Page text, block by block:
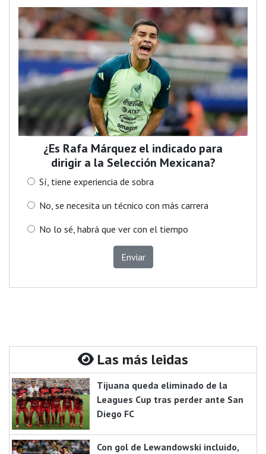
¿Es Rafa Márquez el indicado para
dirigir a la Selección Mexicana?
Sí, tiene experiencia de sobra
No, se necesita un técnico con más carrera
No lo sé, habrá que ver con el tiempo
Enviar
Las más leidas
Tijuana queda eliminado de la
Leagues Cup tras perder ante San
Diego FC
Con gol de Lewandowski incluido,